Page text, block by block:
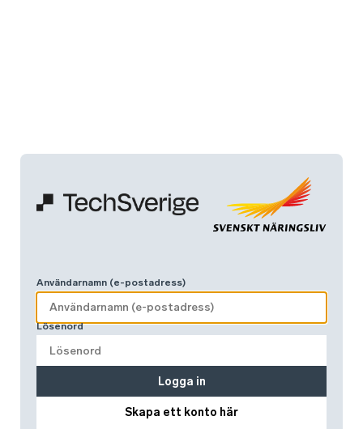
Användarnamn (e-postadress)
Lösenord
Skapa ett konto här
Logga in